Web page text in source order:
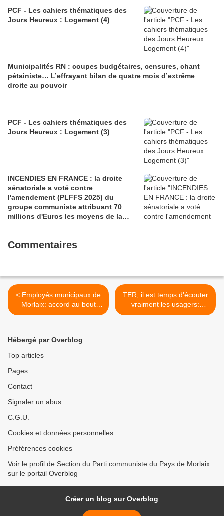
PCF - Les cahiers thématiques des
Jours Heureux : Logement (4)
Municipalités RN : coupes budgétaires, censures, chant
pétainiste… L’effrayant bilan de quatre mois d’extrême
droite au pouvoir
PCF - Les cahiers thématiques des
Jours Heureux : Logement (3)
INCENDIES EN FRANCE : la droite
sénatoriale a voté contre
l'amendement (PLFFS 2025) du
groupe communiste attribuant 70
millions d'Euros les moyens de la
Commentaires
< Employés municipaux de
Morlaix: accord au bout
d'une négociation et fin de
TER, il est temps d'écouter
vraiment les usagers:
déclaration des
Hébergé par Overblog
Top articles
Pages
Contact
Signaler un abus
C.G.U.
Cookies et données personnelles
Préférences cookies
Voir le profil de Section du Parti communiste du Pays de Morlaix
sur le portail Overblog
Créer un blog sur Overblog